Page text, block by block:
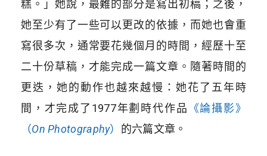
糕。」她說，最難的部分是寫出初稿；之後，
她至少有了一些可以更改的依據，而她也會重
寫很多次，通常要花幾個月的時間，經歷十至
二十份草稿，才能完成一篇文章。隨著時間的
更迭，她的動作也越來越慢：她花了五年時
間，才完成了1977年劃時代作品 《論攝影》
（On Photography） 的六篇文章。